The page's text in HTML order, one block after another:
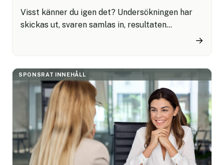
Visst känner du igen det? Undersökningen har
skickas ut, svaren samlas in, resultaten
presenteras och sedan blir det märkligt tyst. HR
ska det inte vara. Om ni ändå ska lägga tid på att
mäta måste undersökningen leda till något
bättre. Annars blir den mest HR-avdelningens
version av ett gymkort i januari: full av goda
intentioner, men ganska snabbt bortglömd.
→
SPONSRAT INNEHÅLL